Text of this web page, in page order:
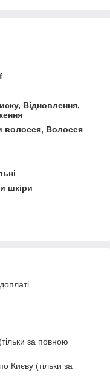
Відновлення,
волосся, Волосся
шкіри
за повною
Києву (тільки за